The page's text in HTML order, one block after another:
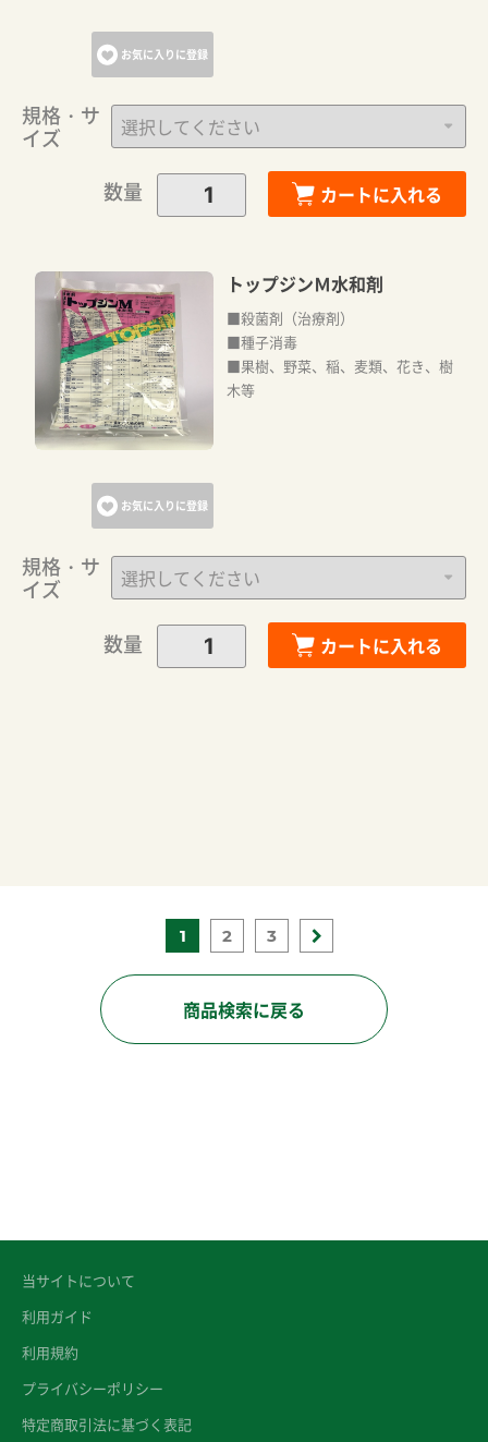
お気に入りに登録
規格・サ
イズ
数量
カートに入れる
お気に入りに登録
トップジンＭ水和剤
■殺菌剤（治療剤）
■種子消毒
■果樹、野菜、稲、麦類、花き、樹
木等
規格・サ
イズ
数量
カートに入れる
1 2 3
商品検索に戻る
当サイトについて
利用ガイド
利用規約
プライバシーポリシー
特定商取引法に基づく表記